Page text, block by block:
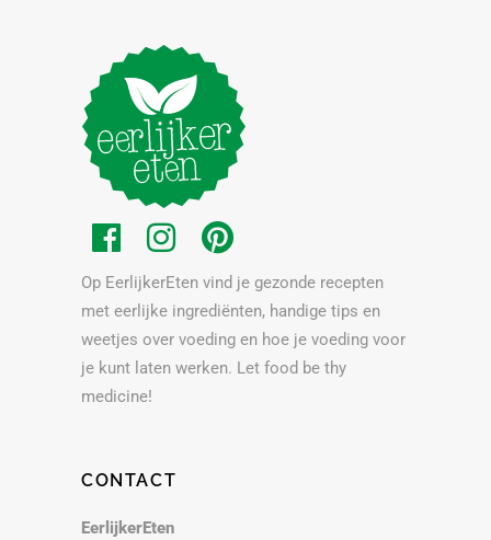
Op EerlijkerEten vind je gezonde recepten
met eerlijke ingrediënten, handige tips en
weetjes over voeding en hoe je voeding voor
je kunt laten werken. Let food be thy
medicine!
CONTACT
EerlijkerEten